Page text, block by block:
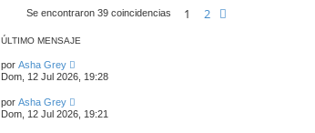
r
Se encontraron 39 coincidencias 1 2
ÚLTIMO MENSAJE
por Asha Grey
Dom, 12 Jul 2026, 19:28
por Asha Grey
Dom, 12 Jul 2026, 19:21